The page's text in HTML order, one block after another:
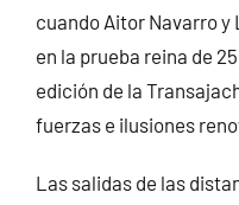
cuando Aitor Navarro y
en la prueba reina de
edición de la
fuerzas e ilusiones
Las salidas de las